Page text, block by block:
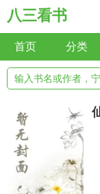
八三看书
首页 分类